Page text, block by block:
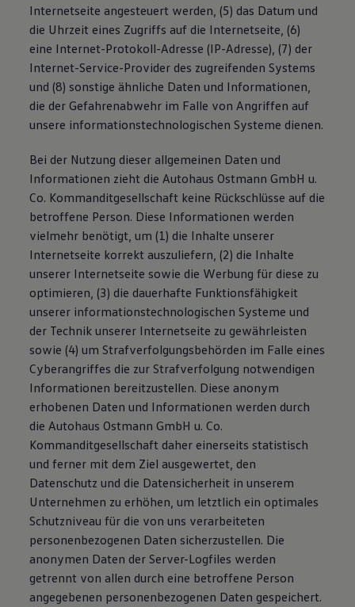
Internetseite angesteuert werden, (5) das Datum und
die Uhrzeit eines Zugriffs auf die Internetseite, (6)
eine Internet-Protokoll-Adresse (IP-Adresse), (7) der
Internet-Service-Provider des zugreifenden Systems
und (8) sonstige ähnliche Daten und Informationen,
die der Gefahrenabwehr im Falle von Angriffen auf
unsere informationstechnologischen Systeme dienen.
Bei der Nutzung dieser allgemeinen Daten und
Informationen zieht die Autohaus Ostmann GmbH u.
Co. Kommanditgesellschaft keine Rückschlüsse auf die
betroffene Person. Diese Informationen werden
vielmehr benötigt, um (1) die Inhalte unserer
Internetseite korrekt auszuliefern, (2) die Inhalte
unserer Internetseite sowie die Werbung für diese zu
optimieren, (3) die dauerhafte Funktionsfähigkeit
unserer informationstechnologischen Systeme und
der Technik unserer Internetseite zu gewährleisten
sowie (4) um Strafverfolgungsbehörden im Falle eines
Cyberangriffes die zur Strafverfolgung notwendigen
Informationen bereitzustellen. Diese anonym
erhobenen Daten und Informationen werden durch
die Autohaus Ostmann GmbH u. Co.
Kommanditgesellschaft daher einerseits statistisch
und ferner mit dem Ziel ausgewertet, den
Datenschutz und die Datensicherheit in unserem
Unternehmen zu erhöhen, um letztlich ein optimales
Schutzniveau für die von uns verarbeiteten
personenbezogenen Daten sicherzustellen. Die
anonymen Daten der Server-Logfiles werden
getrennt von allen durch eine betroffene Person
angegebenen personenbezogenen Daten gespeichert.